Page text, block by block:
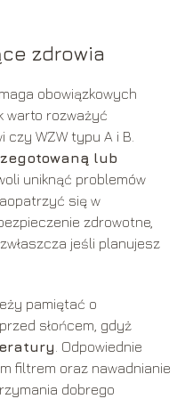
zdrowia
obowiązkowych
warto rozważyć
WZW typu A i B.
lub
uniknąć problemów
się w
zdrowotne,
jeśli planujesz
pamiętać o
słońcem, gdyż
. Odpowiednie
filtrem oraz nawadnianie
dobrego